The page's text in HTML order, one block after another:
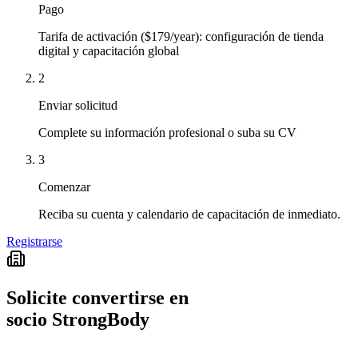
Pago
Tarifa de activación ($179/year): configuración de tienda
digital y capacitación global
2
Enviar solicitud
Complete su información profesional o suba su CV
3
Comenzar
Reciba su cuenta y calendario de capacitación de inmediato.
Registrarse
Solicite convertirse en
socio StrongBody